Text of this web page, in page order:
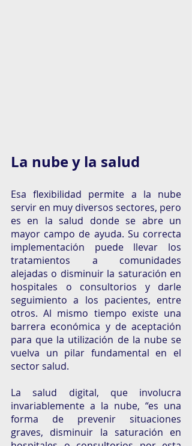
La nube y la salud
Esa flexibilidad permite a la nube
servir en muy diversos sectores, pero
es en la salud donde se abre un
mayor campo de ayuda. Su correcta
implementación puede llevar los
tratamientos a comunidades
alejadas o disminuir la saturación en
hospitales o consultorios y darle
seguimiento a los pacientes, entre
otros. Al mismo tiempo existe una
barrera económica y de aceptación
para que la utilización de la nube se
vuelva un pilar fundamental en el
sector salud.
La salud digital, que involucra
invariablemente a la nube, “es una
forma de prevenir situaciones
graves, disminuir la saturación en